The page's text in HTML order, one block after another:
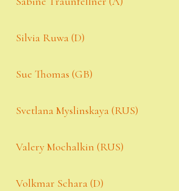
Silvia Ruwa (D)
Sue Thomas (GB)
Svetlana Myslinskaya (RUS)
Valery Mochalkin (RUS)
Volkmar Schara (D)